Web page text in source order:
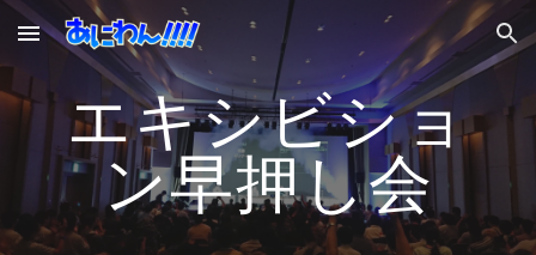
Skip to main content Skip to navigation
エキシビショ
ン早押し会